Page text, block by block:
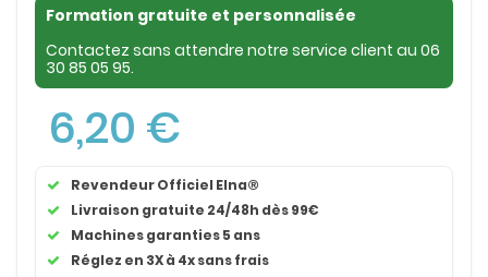
Formation gratuite et personnalisée
Contactez sans attendre notre service client au 06
30 85 05 95.
6,20 €
Revendeur Officiel Elna®
Livraison gratuite 24/48h dès 99€
Machines garanties 5 ans
Réglez en 3X à 4x sans frais